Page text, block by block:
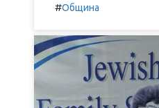
#Община